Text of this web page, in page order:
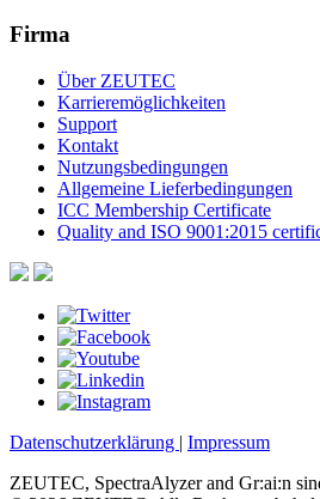
Firma
Über ZEUTEC
Karrieremöglichkeiten
Support
Kontakt
Nutzungsbedingungen
Allgemeine Lieferbedingungen
ICC Membership Certificate
Quality and ISO 9001:2015
Datenschutzerklärung | Impressum
ZEUTEC, SpectraAlyzer and Gr:ai:n